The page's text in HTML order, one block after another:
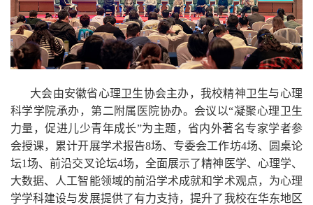
大会由安徽省心理卫生协会主办，我校精神卫生与心理
科学学院承办，第二附属医院协办。会议以“凝聚心理卫生
力量，促进儿少青年成长”为主题，省内外著名专家学者参
会授课，累计开展学术报告8场、专委会工作坊4场、圆桌论
坛1场、前沿交叉论坛4场，全面展示了精神医学、心理学、
大数据、人工智能领域的前沿学术成就和学术观点，为心理
学学科建设与发展提供了有力支持，提升了我校在华东地区